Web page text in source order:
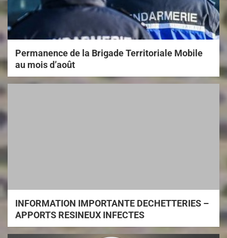
Permanence de la Brigade Territoriale Mobile
au mois d’août
INFORMATION IMPORTANTE DECHETTERIES –
APPORTS RESINEUX INFECTES